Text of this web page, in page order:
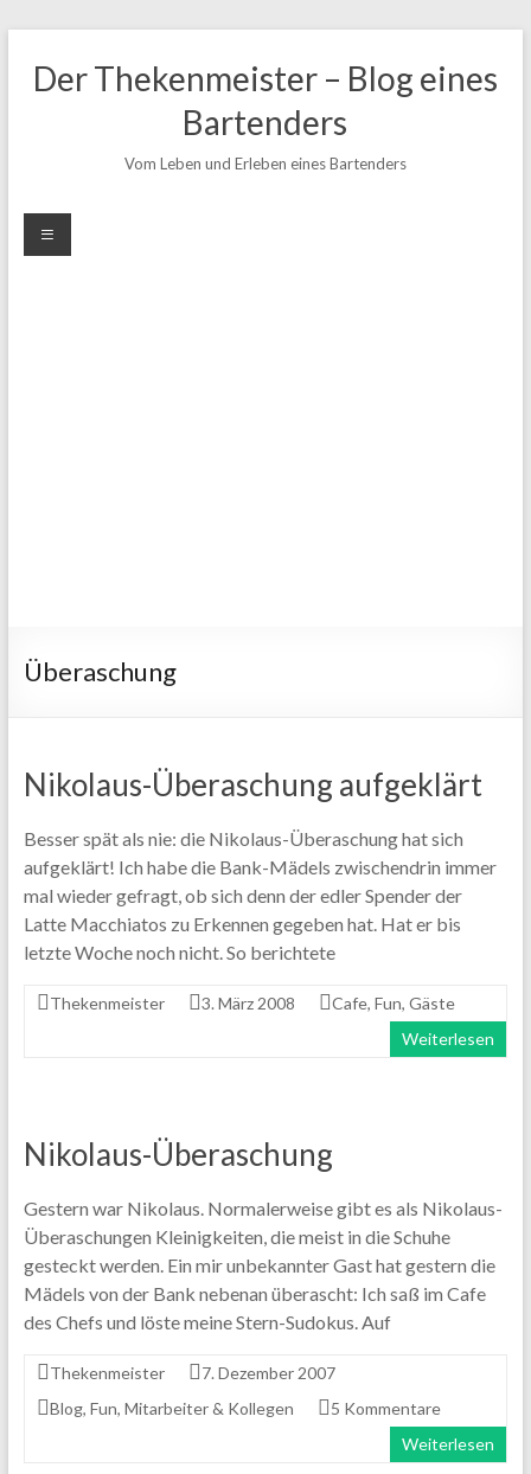
Inhalt
springen
Der Thekenmeister – Blog eines
Bartenders
Vom Leben und Erleben eines Bartenders
Überaschung
Nikolaus-Überaschung aufgeklärt
Besser spät als nie: die Nikolaus-Überaschung hat sich
aufgeklärt! Ich habe die Bank-Mädels zwischendrin immer
mal wieder gefragt, ob sich denn der edler Spender der
Latte Macchiatos zu Erkennen gegeben hat. Hat er bis
letzte Woche noch nicht. So berichtete
Thekenmeister 3. März 2008 Cafe, Fun, Gäste
Weiterlesen
Nikolaus-Überaschung
Gestern war Nikolaus. Normalerweise gibt es als Nikolaus-
Überaschungen Kleinigkeiten, die meist in die Schuhe
gesteckt werden. Ein mir unbekannter Gast hat gestern die
Mädels von der Bank nebenan überascht: Ich saß im Cafe
des Chefs und löste meine Stern-Sudokus. Auf
Thekenmeister
7. Dezember 2007
Blog, Fun, Mitarbeiter & Kollegen
5 Kommentare
Weiterlesen